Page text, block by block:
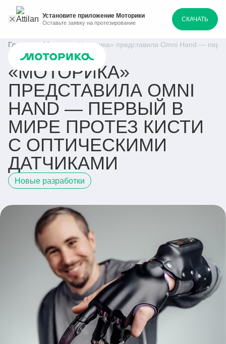
Установите приложение Моторики
Оставьте заявку на протезирование СКАЧАТЬ
Главная Медиа «Моторика» представила Omni Hand —
«МОТОРИКА»
ПРЕДСТАВИЛА OMNI
HAND — ПЕРВЫЙ В
МИРЕ ПРОТЕЗ КИСТИ
С ОПТИЧЕСКИМИ
ДАТЧИКАМИ
Новые разработки